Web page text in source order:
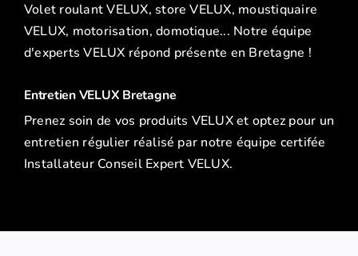
Volet roulant VELUX, store VELUX, moustiquaire
VELUX, motorisation, domotique... Notre équipe
d'experts VELUX répond présente en Bretagne !
Entretien VELUX Bretagne
Prenez soin de vos produits VELUX et optez pour un
entretien régulier réalisé par notre équipe certifée
Installateur Conseil Expert VELUX.